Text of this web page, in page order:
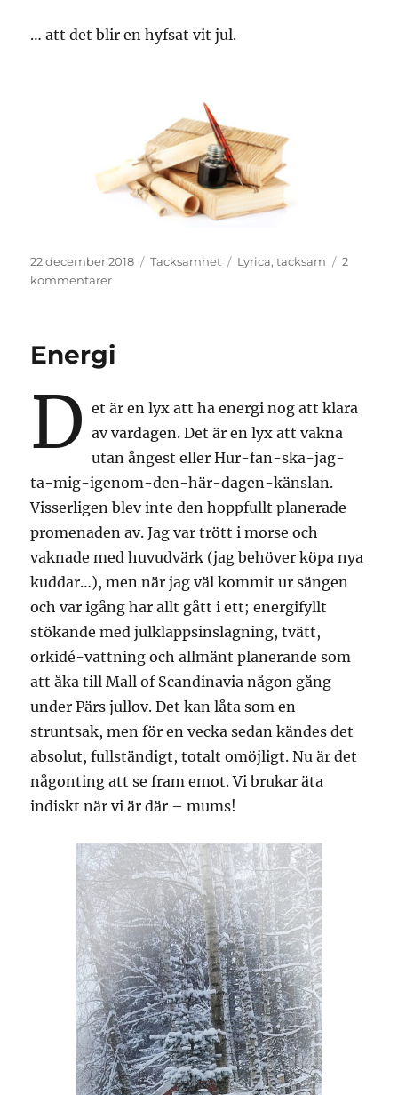
… att det blir en hyfsat vit jul.
Publicerat
den
22 december 2018 Kategorier
Tacksamhet Etiketter
Lyrica,tacksam
2
kommentarertill
Energi
D et är en lyx att ha energi nog att klara
av vardagen. Det är en lyx att vakna
utan ångest eller Hur-fan-ska-jag-
ta-mig-igenom-den-här-dagen-känslan.
Visserligen blev inte den hoppfullt planerade
promenaden av. Jag var trött i morse och
vaknade med huvudvärk (jag behöver köpa nya
kuddar…), men när jag väl kommit ur sängen
och var igång har allt gått i ett; energifyllt
stökande med julklappsinslagning, tvätt,
orkidé-vattning och allmänt planerande som
att åka till Mall of Scandinavia någon gång
under Pärs jullov. Det kan låta som en
struntsak, men för en vecka sedan kändes det
absolut, fullständigt, totalt omöjligt. Nu är det
någonting att se fram emot. Vi brukar äta
indiskt när vi är där – mums!